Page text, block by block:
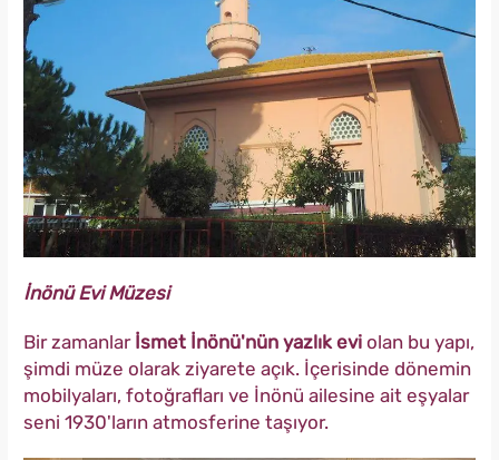
İnönü Evi Müzesi
Bir zamanlar İsmet İnönü'nün yazlık evi olan bu yapı,
şimdi müze olarak ziyarete açık. İçerisinde dönemin
mobilyaları, fotoğrafları ve İnönü ailesine ait eşyalar
seni 1930'ların atmosferine taşıyor.